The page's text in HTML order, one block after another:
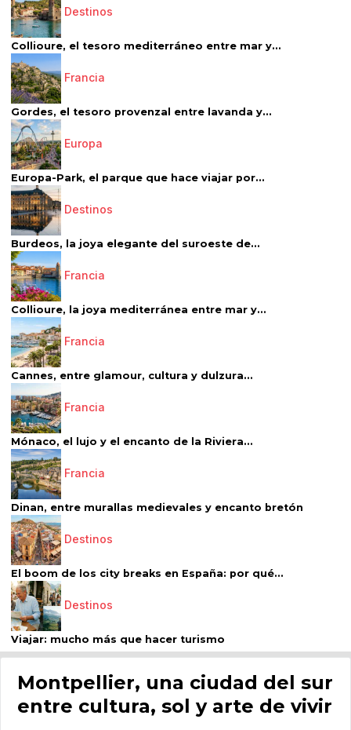
Destinos
Collioure, el tesoro mediterráneo entre mar y...
Francia
Gordes, el tesoro provenzal entre lavanda y...
Europa
Europa-Park, el parque que hace viajar por...
Destinos
Burdeos, la joya elegante del suroeste de...
Francia
Collioure, la joya mediterránea entre mar y...
Francia
Cannes, entre glamour, cultura y dulzura...
Francia
Mónaco, el lujo y el encanto de la Riviera...
Francia
Dinan, entre murallas medievales y encanto bretón
Destinos
El boom de los city breaks en España: por qué...
Destinos
Viajar: mucho más que hacer turismo
Montpellier, una ciudad del sur
entre cultura, sol y arte de vivir